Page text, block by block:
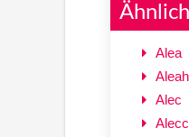
Alea
Aleah
Alec